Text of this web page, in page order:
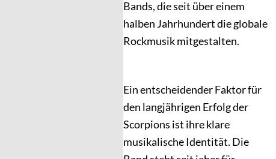
Bands, die seit über einem
halben Jahrhundert die globale
Rockmusik mitgestalten.
Ein entscheidender Faktor für
den langjährigen Erfolg der
Scorpions ist ihre klare
musikalische Identität. Die